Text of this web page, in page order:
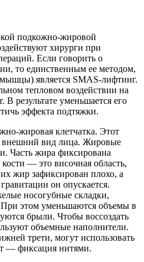
подкожно-жировой
хирурги при
Если говорить о
то единственным ее методом,
является SMAS-лифтинг.
тепловом воздействии на
результате уменьшается его
эффекта подтяжки.
жировая клетчатка. Этот
внешний вид лица. Жировые
Часть жира фиксирована
— это височная область,
жир зафиксирован плохо, а
он опускается.
носогубные складки,
этом уменьшаются объемы в
брыли. Чтобы воссоздать
объемные наполнители.
трети, могут использовать
— фиксация нитями.